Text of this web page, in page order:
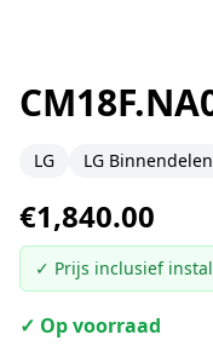
LG LG Binnendelen
€1,840.00
✓ Prijs inclusief
✓ Op voorraad